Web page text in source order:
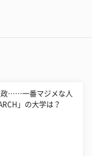
政……一番マジメな人
」の大学は？